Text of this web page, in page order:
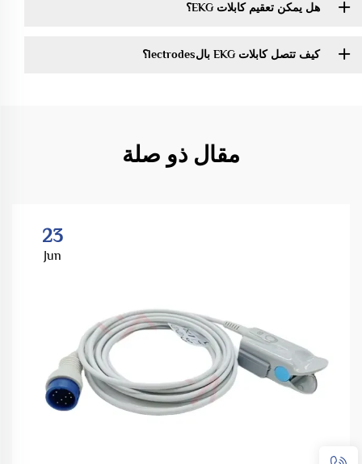
هل يمكن تعقيم كابلات EKG؟
كيف تتصل كابلات EKG بالlectrodes؟
مقال ذو صلة
23
Jun